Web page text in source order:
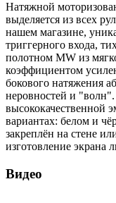
Натяжной
выделяется из всех
нашем магазине,
триггерного входа,
полотном MW из
коэффициентом
бокового натяжения
неровностей и
высококачественной
вариантах: белом и
закреплён на стене
изготовление экрана
Видео